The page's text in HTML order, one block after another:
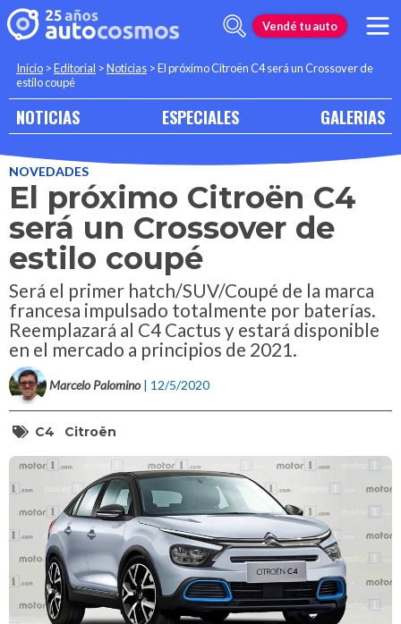
Vendé tu auto
Inicio >Editorial >Noticias >El próximo Citroën C4 será un Crossover de
estilo coupé
NOTICIAS ESPECIALES GALERIAS
NOVEDADES
El próximo Citroën C4
será un Crossover de
estilo coupé
Será el primer hatch/SUV/Coupé de la marca
francesa impulsado totalmente por baterías.
Reemplazará al C4 Cactus y estará disponible
en el mercado a principios de 2021.
Marcelo Palomino | 12/5/2020
C4 Citroën